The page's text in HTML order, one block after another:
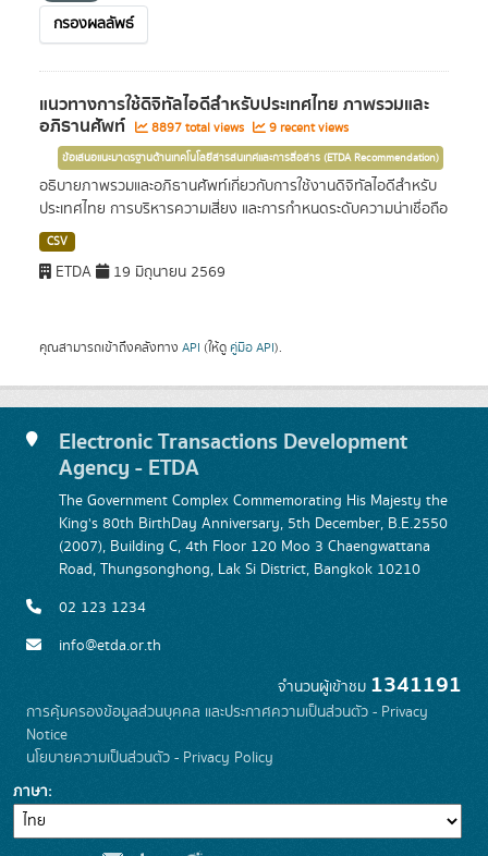
กรองผลลัพธ์
แนวทางการใช้ดิจิทัลไอดีสำหรับประเทศไทย ภาพรวมและ
อภิธานศัพท์ 8897 total views 9 recent views
ข้อเสนอแนะมาตรฐานด้านเทคโนโลยีสารสนเทศและการสื่อสาร (ETDA Recommendation)
อธิบายภาพรวมและอภิธานศัพท์เกี่ยวกับการใช้งานดิจิทัลไอดีสำหรับ
ประเทศไทย การบริหารความเสี่ยง และการกำหนดระดับความน่าเชื่อถือ
CSV
ETDA 19 มิถุนายน 2569
คุณสามารถเข้าถึงคลังทาง API (ให้ดู คู่มือ API).
Electronic Transactions Development
Agency - ETDA
The Government Complex Commemorating His Majesty the
King's 80th BirthDay Anniversary, 5th December, B.E.2550
(2007), Building C, 4th Floor 120 Moo 3 Chaengwattana
Road, Thungsonghong, Lak Si District, Bangkok 10210
02 123 1234
info@etda.or.th
จำนวนผู้เข้าชม 1341191
การคุ้มครองข้อมูลส่วนบุคคล และประกาศความเป็นส่วนตัว - Privacy
Notice
นโยบายความเป็นส่วนตัว - Privacy Policy
ภาษา